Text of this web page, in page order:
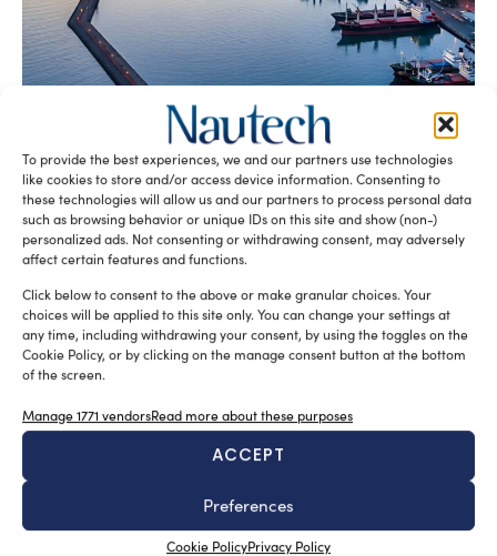
To provide the best experiences, we and our partners use technologies
like cookies to store and/or access device information. Consenting to
these technologies will allow us and our partners to process personal data
such as browsing behavior or unique IDs on this site and show (non-)
personalized ads. Not consenting or withdrawing consent, may adversely
affect certain features and functions.
Click below to consent to the above or make granular choices. Your
choices will be applied to this site only. You can change your settings at
any time, including withdrawing your consent, by using the toggles on the
Cookie Policy, or by clicking on the manage consent button at the bottom
of the screen.
Manage 1771 vendorsRead more about these purposes
ACCEPT
Preferences
Cookie PolicyPrivacy Policy
A sector undergoing modernisation
Silvia ChiaritoAugust 5, 2026
Yachting in Romania, which is mainly concentrated
around Constanta and other Black Sea resorts, is likely
to grow in the future. At present, yachting is mainly seen
Tourism and the increasing interest in Yachting Romania
suggest a broader development.